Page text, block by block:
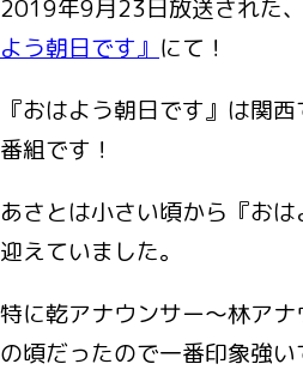
2019年9月23日放送された、
よう朝日です』 にて！
『おはよう朝日です』は関
番組です！
あさとは小さい頃から『お
迎えていました。
特に乾アナウンサー～林ア
の頃だったので一番印象強